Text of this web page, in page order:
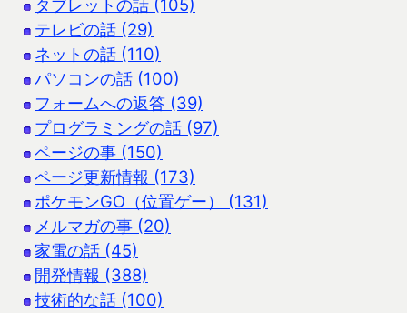
タブレットの話 (105)
テレビの話 (29)
ネットの話 (110)
パソコンの話 (100)
フォームへの返答 (39)
プログラミングの話 (97)
ページの事 (150)
ページ更新情報 (173)
ポケモンGO（位置ゲー） (131)
メルマガの事 (20)
家電の話 (45)
開発情報 (388)
技術的な話 (100)